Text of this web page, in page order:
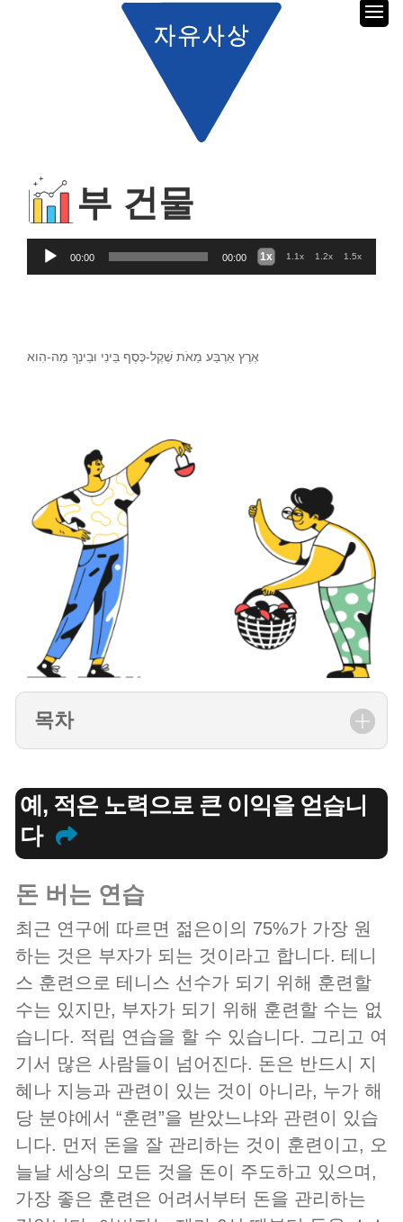
부 건물
Audio
00:00 00:00 1x 1.1x 1.2x 1.5x
אֶרֶץ אַרְבַּע מֵאֹת שֶׁקֶל-כֶּסֶף בֵּינִי וּבֵינְךָ מַה-הִוא
목차
예, 적은 노력으로 큰 이익을 얻습니
다
돈 버는 연습
최근 연구에 따르면 젊은이의 75%가 가장 원
하는 것은 부자가 되는 것이라고 합니다. 테니
스 훈련으로 테니스 선수가 되기 위해 훈련할
수는 있지만, 부자가 되기 위해 훈련할 수는 없
습니다. 적립 연습을 할 수 있습니다. 그리고 여
기서 많은 사람들이 넘어진다. 돈은 반드시 지
혜나 지능과 관련이 있는 것이 아니라, 누가 해
당 분야에서 “훈련”을 받았느냐와 관련이 있습
니다. 먼저 돈을 잘 관리하는 것이 훈련이고, 오
늘날 세상의 모든 것을 돈이 주도하고 있으며,
가장 좋은 훈련은 어려서부터 돈을 관리하는